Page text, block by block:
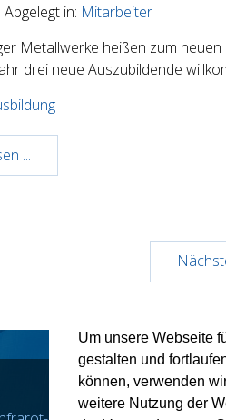
Um unsere Webseite
gestalten und
können, verwenden
weitere Nutzung der
Abgelegt in: Mitarbeiter
Metallwerke heißen zum neuen
drei neue Auszubildende
...